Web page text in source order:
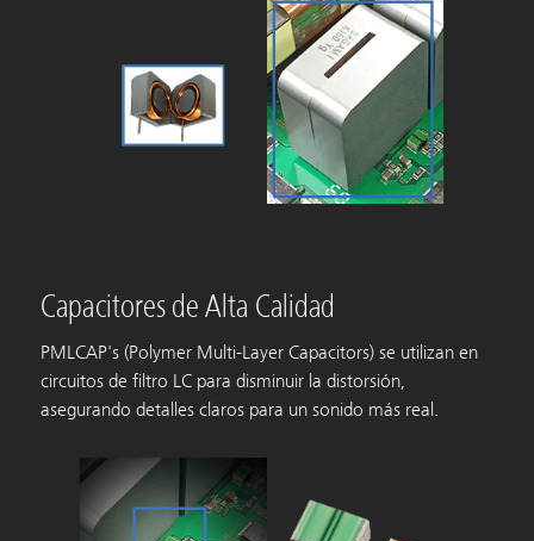
Capacitores de Alta Calidad
PMLCAP's (Polymer Multi-Layer Capacitors) se utilizan en
circuitos de filtro LC para disminuir la distorsión,
asegurando detalles claros para un sonido más real.